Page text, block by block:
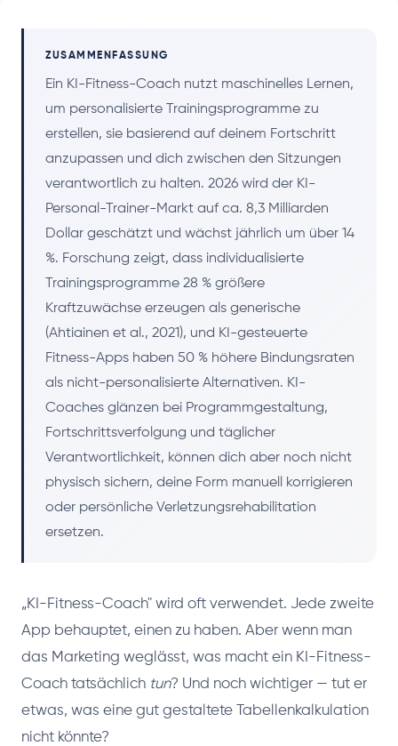
ZUSAMMENFASSUNG
Ein KI-Fitness-Coach nutzt maschinelles Lernen,
um personalisierte Trainingsprogramme zu
erstellen, sie basierend auf deinem Fortschritt
anzupassen und dich zwischen den Sitzungen
verantwortlich zu halten. 2026 wird der KI-
Personal-Trainer-Markt auf ca. 8,3 Milliarden
Dollar geschätzt und wächst jährlich um über 14
%. Forschung zeigt, dass individualisierte
Trainingsprogramme 28 % größere
Kraftzuwächse erzeugen als generische
(Ahtiainen et al., 2021), und KI-gesteuerte
Fitness-Apps haben 50 % höhere Bindungsraten
als nicht-personalisierte Alternativen. KI-
Coaches glänzen bei Programmgestaltung,
Fortschrittsverfolgung und täglicher
Verantwortlichkeit, können dich aber noch nicht
physisch sichern, deine Form manuell korrigieren
oder persönliche Verletzungsrehabilitation
ersetzen.
„KI-Fitness-Coach" wird oft verwendet. Jede zweite
App behauptet, einen zu haben. Aber wenn man
das Marketing weglässt, was macht ein KI-Fitness-
Coach tatsächlich tun? Und noch wichtiger — tut er
etwas, was eine gut gestaltete Tabellenkalkulation
nicht könnte?